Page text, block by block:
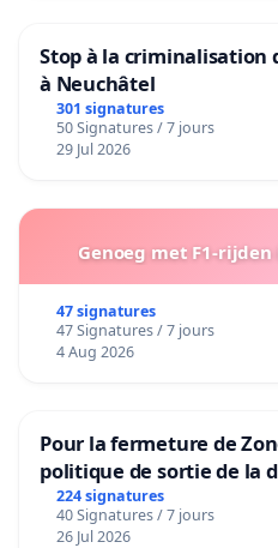
Stop à la
à Neuchâtel
301 signatures
50 Signatures / 7 jours
29 Jul 2026
Genoeg met F1-
47 signatures
47 Signatures / 7 jours
4 Aug 2026
Pour la fermeture de
politique de sortie de la
224 signatures
40 Signatures / 7 jours
26 Jul 2026